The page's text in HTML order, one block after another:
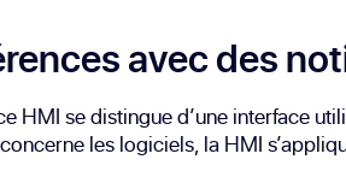
avec des
HMI se distingue d’une interface
les logiciels, la HMI